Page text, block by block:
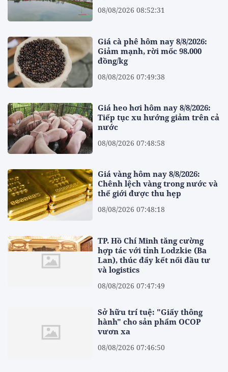
08/08/2026 08:52:31
Giá cà phê hôm nay 8/8/2026:
Giảm mạnh, rời mốc 98.000
đồng/kg
08/08/2026 07:49:38
Giá heo hơi hôm nay 8/8/2026:
Tiếp tục xu hướng giảm trên cả
nước
08/08/2026 07:48:58
Giá vàng hôm nay 8/8/2026:
Chênh lệch vàng trong nước và
thế giới được thu hẹp
08/08/2026 07:48:18
TP. Hồ Chí Minh tăng cường
hợp tác với tỉnh Lodzkie (Ba
Lan), thúc đẩy kết nối đầu tư
và logistics
08/08/2026 07:47:49
Sở hữu trí tuệ: "Giấy thông
hành" cho sản phẩm OCOP
vươn xa
08/08/2026 07:46:50